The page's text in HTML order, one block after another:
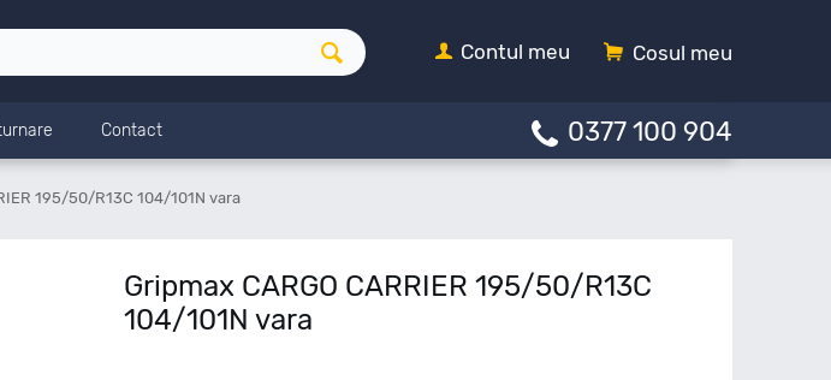
Cosul meu
Contul meu
Contact 0377 100 904
195/50/R13C 104/101N vara
Gripmax CARGO CARRIER 195/50/R13C
104/101N vara